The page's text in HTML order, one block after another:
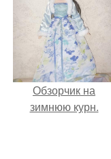
Обзорчик на
зимнюю курн.